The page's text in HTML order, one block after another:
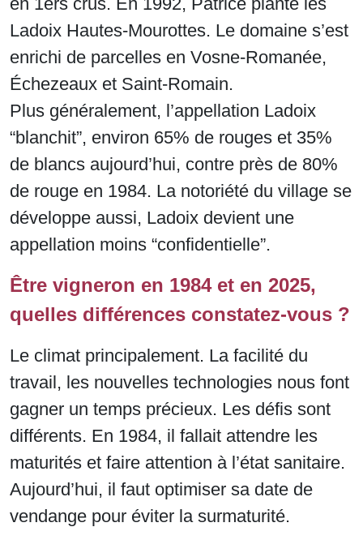
Ladoix Hautes-Mourottes. Le domaine s’est
enrichi de parcelles en Vosne-Romanée,
Échezeaux et Saint-Romain.
Plus généralement, l’appellation Ladoix
“blanchit”, environ 65% de rouges et 35%
de blancs aujourd’hui, contre près de 80%
de rouge en 1984. La notoriété du village se
développe aussi, Ladoix devient une
appellation moins “confidentielle”.
Être vigneron en 1984 et en 2025,
quelles différences constatez-vous ?
Le climat principalement. La facilité du
travail, les nouvelles technologies nous font
gagner un temps précieux. Les défis sont
différents. En 1984, il fallait attendre les
maturités et faire attention à l’état sanitaire.
Aujourd’hui, il faut optimiser sa date de
vendange pour éviter la surmaturité.